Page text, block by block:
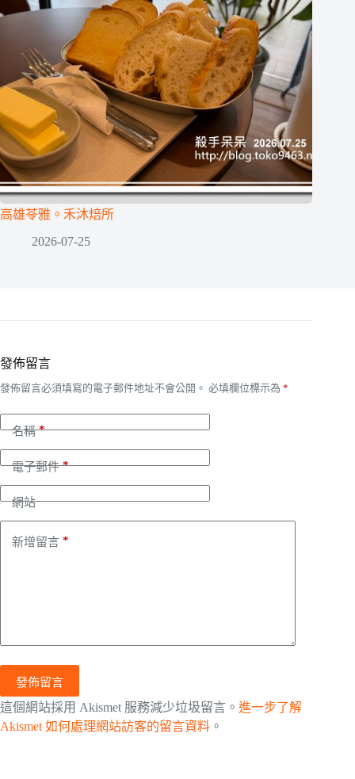
高雄苓雅。禾沐焙所
2026-07-25
發佈留言
發佈留言必須填寫的電子郵件地址不會公開。 必填欄位標示為 *
名稱*
電子郵件*
網站
新增留言 *
發佈留言
這個網站採用 Akismet 服務減少垃圾留言。 進一步了解
Akismet 如何處理網站訪客的留言資料 。